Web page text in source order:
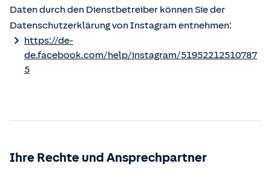
Daten durch den Dienstbetreiber können Sie der
Datenschutzerklärung von Instagram entnehmen:
https://de-
de.facebook.com/help/instagram/51952212510787
5
Ihre Rechte und Ansprechpartner